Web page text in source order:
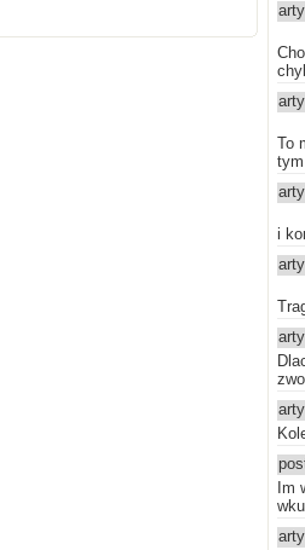
To
i
Im